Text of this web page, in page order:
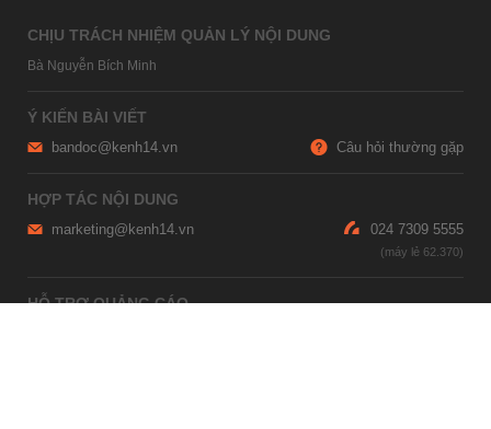
CHỊU TRÁCH NHIỆM QUẢN LÝ NỘI DUNG
Bà Nguyễn Bích Minh
Ý KIẾN BÀI VIẾT
bandoc@kenh14.vn Câu hỏi thường gặp
HỢP TÁC NỘI DUNG
marketing@kenh14.vn 024 7309 5555
HỖ TRỢ QUẢNG CÁO